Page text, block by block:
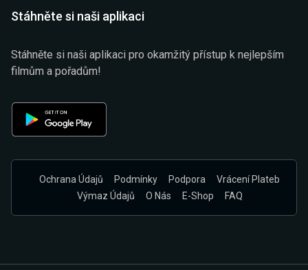
Stáhněte si naši aplikaci
Stáhněte si naši aplikaci pro okamžitý přístup k nejlepším
filmům a pořadům!
Ochrana Údajů Podmínky Podpora
Vrácení Plateb
Výmaz Údajů
O Nás E-Shop FAQ